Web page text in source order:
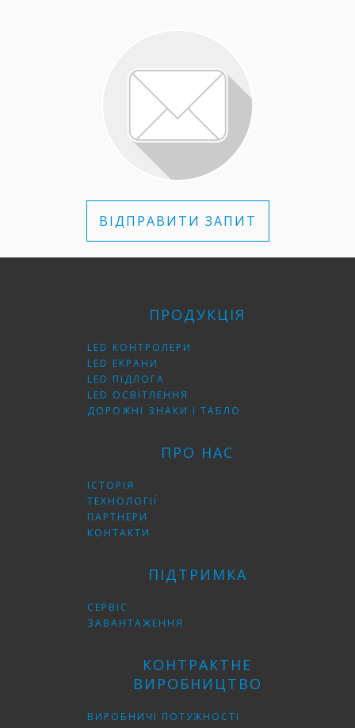
16-бітна обробка кожного кольору в пікселі з
ефективним коригуванням світіння
світлодіодів, глибоким регулюванням
яскравості, гамма-корекції і колірної
Три інтерфейси управління: Ethernet та
Діагностика оперативних параметрів модуля
керування яскравістю екрана
ВІДПРАВИТИ ЗАПИТ
ПРОДУКЦІЯ
LED КОНТРОЛЕРИ
LED ЕКРАНИ
LED ПІДЛОГА
LED ОСВІТЛЕННЯ
ДОРОЖНІ ЗНАКИ І ТАБЛО
ПРО НАС
ІСТОРІЯ
ТЕХНОЛОГІЇ
ПАРТНЕРИ
КОНТАКТИ
ПІДТРИМКА
СЕРВІС
ЗАВАНТАЖЕННЯ
КОНТРАКТНЕ
ВИРОБНИЦТВО
ВИРОБНИЧІ ПОТУЖНОСТІ